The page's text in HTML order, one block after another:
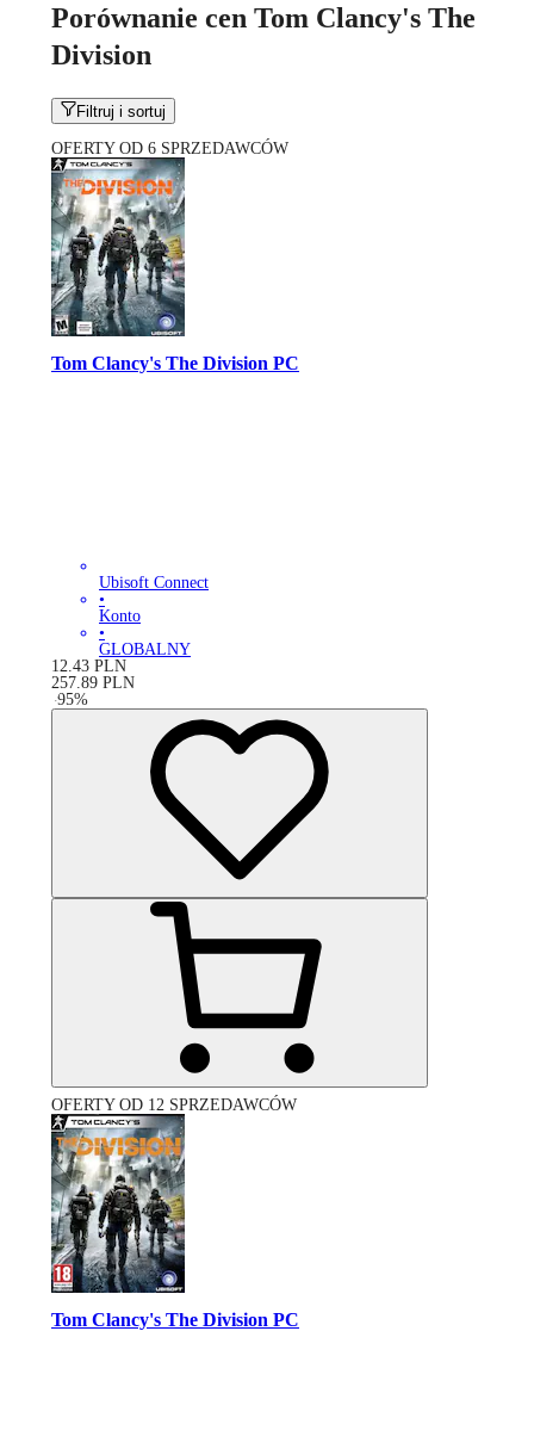
Porównanie cen Tom Clancy's The
Division
Filtruj i sortuj
OFERTY OD 6 SPRZEDAWCÓW
Tom Clancy's The Division PC
Ubisoft Connect
•
Konto
•
GLOBALNY
12.43 PLN
257.89 PLN
-95%
OFERTY OD 12 SPRZEDAWCÓW
Tom Clancy's The Division PC